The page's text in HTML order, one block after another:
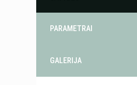
PARAMETRAI
GALERIJA